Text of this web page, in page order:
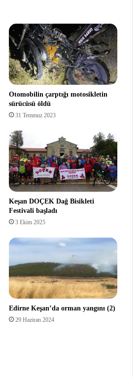
Otomobilin çarptığı motosikletin
sürücüsü öldü
31 Temmuz 2023
Keşan DOÇEK Dağ Bisikleti
Festivali başladı
3 Ekim 2025
Edirne Keşan’da orman yangını (2)
29 Haziran 2024